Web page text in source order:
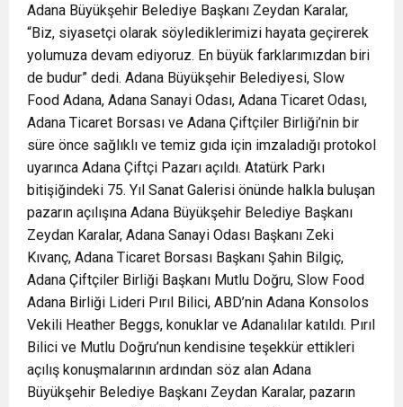
Adana Büyükşehir Belediye Başkanı Zeydan Karalar,
“Biz, siyasetçi olarak söylediklerimizi hayata geçirerek
yolumuza devam ediyoruz. En büyük farklarımızdan biri
de budur” dedi. Adana Büyükşehir Belediyesi, Slow
Food Adana, Adana Sanayi Odası, Adana Ticaret Odası,
Adana Ticaret Borsası ve Adana Çiftçiler Birliği’nin bir
süre önce sağlıklı ve temiz gıda için imzaladığı protokol
uyarınca Adana Çiftçi Pazarı açıldı. Atatürk Parkı
bitişiğindeki 75. Yıl Sanat Galerisi önünde halkla buluşan
pazarın açılışına Adana Büyükşehir Belediye Başkanı
Zeydan Karalar, Adana Sanayi Odası Başkanı Zeki
Kıvanç, Adana Ticaret Borsası Başkanı Şahin Bilgiç,
Adana Çiftçiler Birliği Başkanı Mutlu Doğru, Slow Food
Adana Birliği Lideri Pırıl Bilici, ABD’nin Adana Konsolos
Vekili Heather Beggs, konuklar ve Adanalılar katıldı. Pırıl
Bilici ve Mutlu Doğru’nun kendisine teşekkür ettikleri
açılış konuşmalarının ardından söz alan Adana
Büyükşehir Belediye Başkanı Zeydan Karalar, pazarın